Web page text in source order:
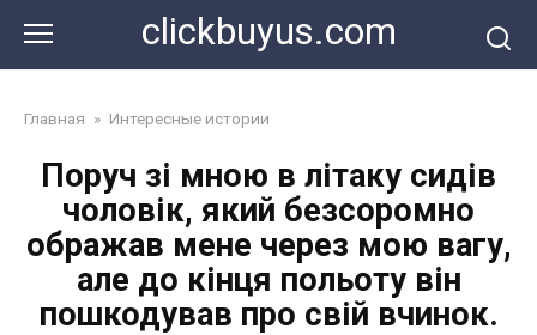
контенту
clickbuyus.com
Главная » Интересные истории
Поруч зі мною в літаку сидів
чоловік, який безсоромно
ображав мене через мою вагу,
але до кінця польоту він
пошкодував про свій вчинок.